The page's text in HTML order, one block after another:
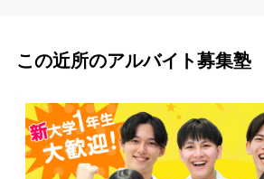
この近所のアルバイト募集塾